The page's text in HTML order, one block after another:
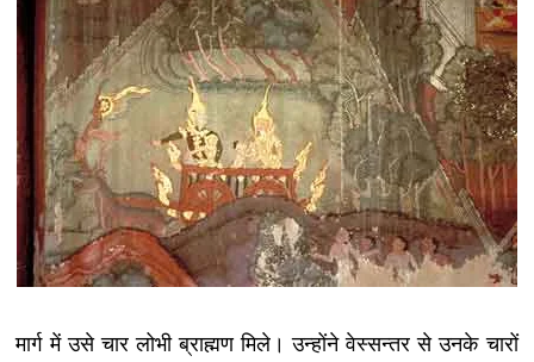
मार्ग में उसे चार लोभी ब्राह्मण मिले। उन्होंने वेस्सन्तर से उनके चारों